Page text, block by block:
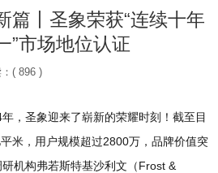
篇丨圣象荣获“连续十年
”市场地位认证
( 896 )
，圣象迎来了崭新的荣耀时刻！截至目
米，用户规模超过2800万，品牌价值突
机构弗若斯特基沙利文（Frost &